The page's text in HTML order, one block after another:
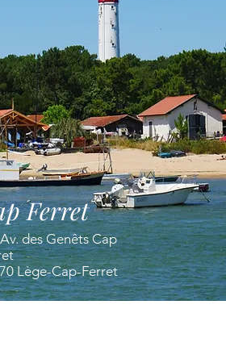
Ferret
des Genêts Cap
Lège-Cap-Ferret